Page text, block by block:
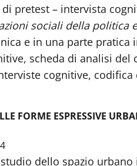
pretest – intervista
sociali della politica
e in una parte
scheda di analisi
cognitive,
FORME ESPRESSIVE
dello spazio